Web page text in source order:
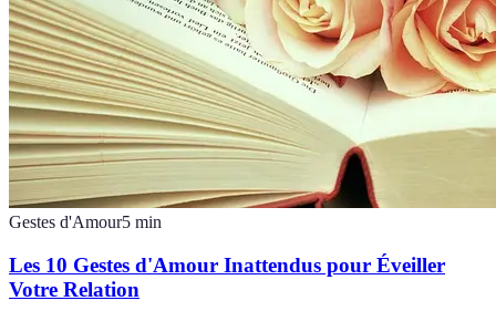
Gestes d'Amour5 min
Les 10 Gestes d'Amour Inattendus pour Éveiller
Votre Relation